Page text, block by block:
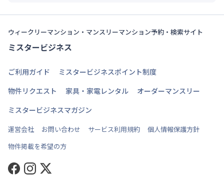
ウィークリーマンション・マンスリーマンション予約・検索サイト
ミスタービジネス
ご利用ガイド
ミスタービジネスポイント制度
物件リクエスト
家具・家電レンタル
オーダーマンスリー
ミスタービジネスマガジン
運営会社 お問い合わせ サービス利用規約
個人情報保護方針
物件掲載を希望の方
Facebook
Instagram
Twitter